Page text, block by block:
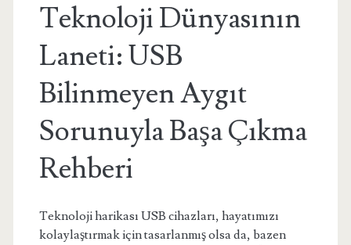
Teknoloji Dünyasının
Laneti: USB
Bilinmeyen Aygıt
Sorunuyla Başa Çıkma
Rehberi
Teknoloji harikası USB cihazları, hayatımızı
kolaylaştırmak için tasarlanmış olsa da, bazen